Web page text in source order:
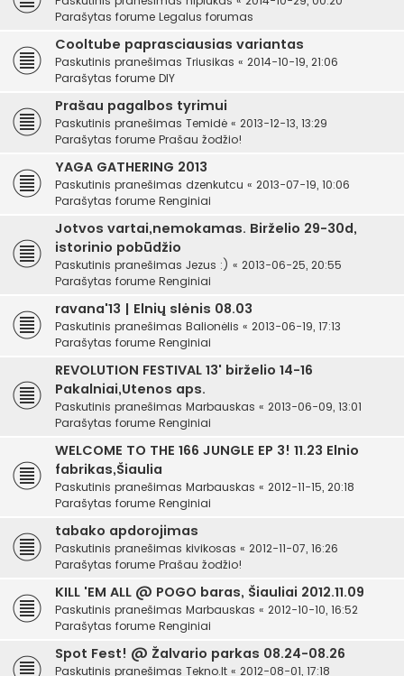
Parašytas forume Legalus forumas
Cooltube paprasciausias variantas
Paskutinis pranešimas Triusikas « 2014-10-19, 21:06
Parašytas forume DIY
Prašau pagalbos tyrimui
Paskutinis pranešimas Temidė « 2013-12-13, 13:29
Parašytas forume Prašau žodžio!
YAGA GATHERING 2013
Paskutinis pranešimas dzenkutcu « 2013-07-19, 10:06
Parašytas forume Renginiai
Jotvos vartai,nemokamas. Birželio 29-30d,
istorinio pobūdžio
Paskutinis pranešimas Jezus :) « 2013-06-25, 20:55
Parašytas forume Renginiai
ravana'13 | Elnių slėnis 08.03
Paskutinis pranešimas Balionėlis « 2013-06-19, 17:13
Parašytas forume Renginiai
REVOLUTION FESTIVAL 13' birželio 14-16
Pakalniai,Utenos aps.
Paskutinis pranešimas Marbauskas « 2013-06-09, 13:01
Parašytas forume Renginiai
WELCOME TO THE 166 JUNGLE EP 3! 11.23 Elnio
fabrikas,Šiaulia
Paskutinis pranešimas Marbauskas « 2012-11-15, 20:18
Parašytas forume Renginiai
tabako apdorojimas
Paskutinis pranešimas kivikosas « 2012-11-07, 16:26
Parašytas forume Prašau žodžio!
KILL 'EM ALL @ POGO baras, Šiauliai 2012.11.09
Paskutinis pranešimas Marbauskas « 2012-10-10, 16:52
Parašytas forume Renginiai
Spot Fest! @ Žalvario parkas 08.24-08.26
Paskutinis pranešimas Tekno.lt « 2012-08-01, 17:18